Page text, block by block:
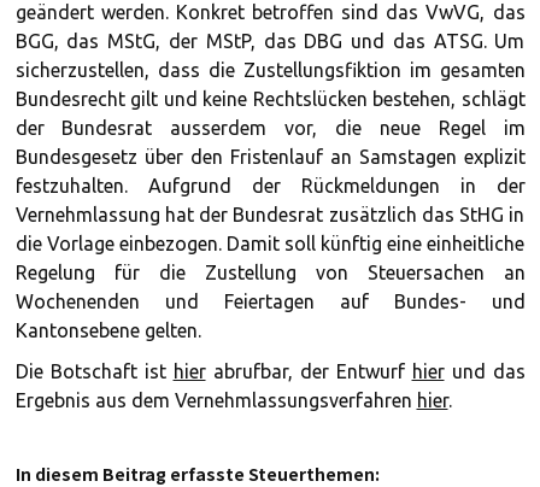
geändert werden. Konkret betroffen sind das VwVG, das
BGG, das MStG, der MStP, das DBG und das ATSG. Um
sicherzustellen, dass die Zustellungsfiktion im gesamten
Bundesrecht gilt und keine Rechtslücken bestehen, schlägt
der Bundesrat ausserdem vor, die neue Regel im
Bundesgesetz über den Fristenlauf an Samstagen explizit
festzuhalten. Aufgrund der Rückmeldungen in der
Vernehmlassung hat der Bundesrat zusätzlich das StHG in
die Vorlage einbezogen. Damit soll künftig eine einheitliche
Regelung für die Zustellung von Steuersachen an
Wochenenden und Feiertagen auf Bundes- und
Kantonsebene gelten.
Die Botschaft ist hierabrufbar, der Entwurf hierund das
Ergebnis aus dem Vernehmlassungsverfahren hier.
In diesem Beitrag erfasste Steuerthemen: